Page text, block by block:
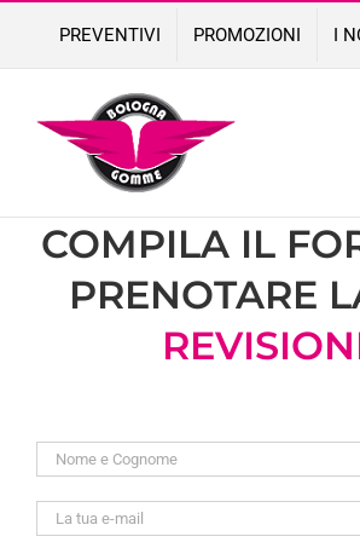
content
PREVENTIVI PROMOZIONI I
COMPILA IL
PRENOTARE